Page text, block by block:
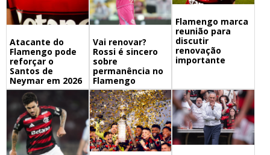
Atacante do
Flamengo pode
reforçar o
Santos de
Neymar em 2026
Vai renovar?
Rossi é sincero
sobre
permanência no
Flamengo
Flamengo marca
reunião para
discutir
renovação
importante